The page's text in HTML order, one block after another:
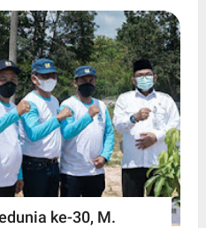
ke-30, M.